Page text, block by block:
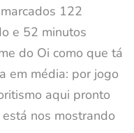
122
e 52 minutos
do Oi como que tá
em média: por jogo
aqui pronto
nos mostrando